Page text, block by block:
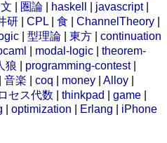
圏論 haskell javascript|
研 CPL 食 ChannelTheory
型理論 東方
continuation
modal-logic
theorem-
狼 programming-contest|
音楽 coq money Alloy
セス代数 thinkpad game
optimization Erlang
iPhone